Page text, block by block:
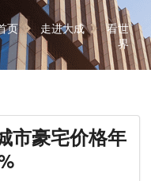
页 走进大成
看世
界
市豪宅价格年